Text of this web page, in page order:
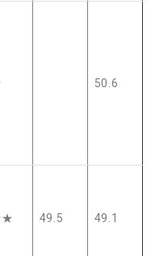
50.6
49.5 49.1